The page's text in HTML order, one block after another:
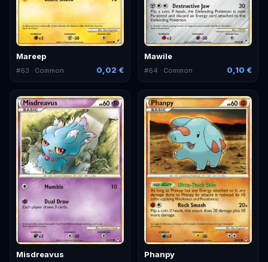
Mareep
#63 · Common 0,02 €
Mawile
#64 · Common 0,10 €
Misdreavus Phanpy